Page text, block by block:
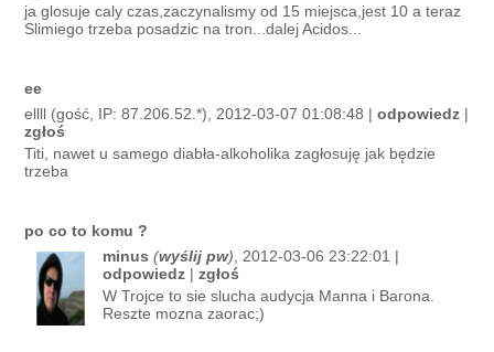
ja glosuje caly czas,zaczynalismy od 15 miejsca,jest 10 a teraz
Slimiego trzeba posadzic na tron...dalej Acidos...
ee
ellll (gość, IP: 87.206.52.*), 2012-03-07 01:08:48 |odpowiedz |
zgłoś
Titi, nawet u samego diabła-alkoholika zagłosuję jak będzie
trzeba
po co to komu ?
minus (wyślij pw), 2012-03-06 23:22:01 |
odpowiedz| zgłoś
W Trojce to sie slucha audycja Manna i Barona.
Reszte mozna zaorac;)